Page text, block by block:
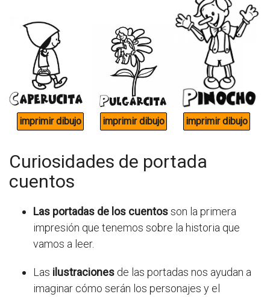
Curiosidades de portada
cuentos
Las portadas de los cuentosson la primera
impresión que tenemos sobre la historia que
vamos a leer.
Las ilustraciones de las portadas nos ayudan a
imaginar cómo serán los personajes y el